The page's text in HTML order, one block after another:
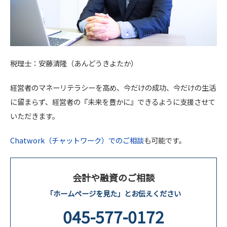
税理士：安藤清隆（あんどうきよたか）
経営者のマネーリテラシーを高め、今だけの成功、今だけの生活
に留まらず、経営者の『未来を豊かに』できるように支援させて
いただきます。
Chatwork（チャットワーク）でのご相談も可能です。
会計や融資のご相談
「ホームページを見た」とお伝えください
045-577-0172